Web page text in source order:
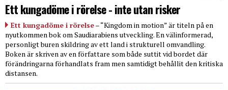
Ett kungadöme i rörelse - inte utan risker
Ett kungadöme i rörelse– “Kingdom in motion” är titeln på en
nyutkommen bok om Saudiarabiens utveckling. En välinformerad,
personligt buren skildring av ett land i strukturell omvandling.
Boken är skriven av en författare som både suttit vid bordet där
förändringarna förhandlats fram men samtidigt behållit den kritiska
distansen.